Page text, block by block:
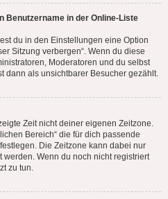
Benutzername in der Online-Liste
du in den Einstellungen eine Option
Sitzung verbergen“. Wenn du diese
Moderatoren und du selbst
dann als unsichtbarer Besucher gezählt.
Zeit nicht deiner eigenen Zeitzone.
Bereich“ die für dich passende
Die Zeitzone kann dabei nur
Wenn du noch nicht registriert
zu tun.